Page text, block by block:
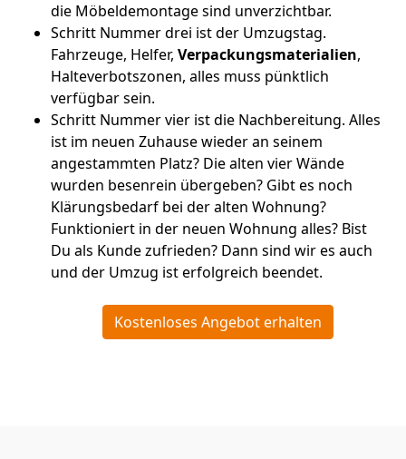
die Möbeldemontage sind unverzichtbar.
Schritt Nummer drei ist der Umzugstag.
Fahrzeuge, Helfer, Verpackungsmaterialien,
Halteverbotszonen, alles muss pünktlich
verfügbar sein.
Schritt Nummer vier ist die Nachbereitung. Alles
ist im neuen Zuhause wieder an seinem
angestammten Platz? Die alten vier Wände
wurden besenrein übergeben? Gibt es noch
Klärungsbedarf bei der alten Wohnung?
Funktioniert in der neuen Wohnung alles? Bist
Du als Kunde zufrieden? Dann sind wir es auch
und der Umzug ist erfolgreich beendet.
Kostenloses Angebot erhalten